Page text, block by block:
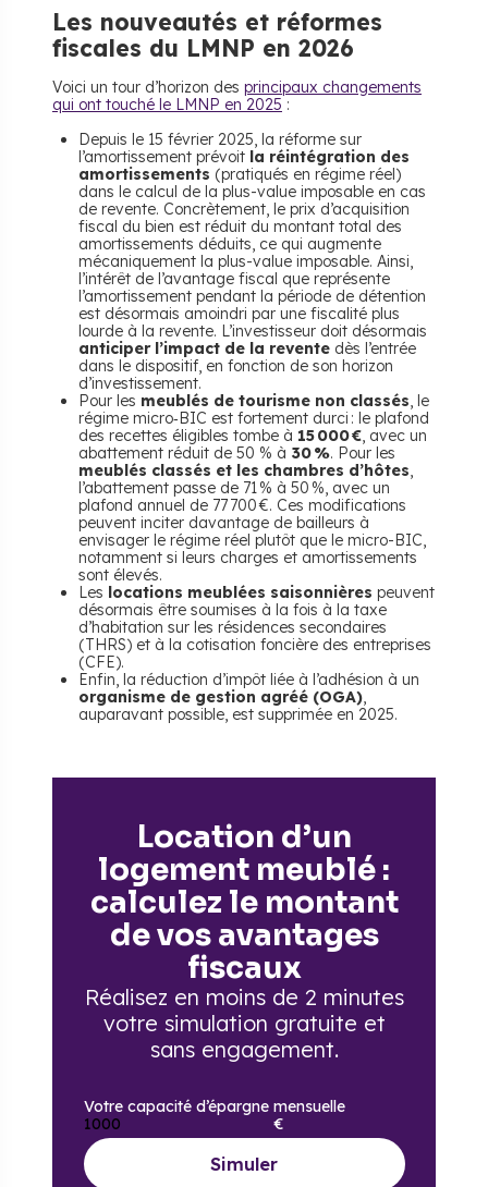
​Les nouveautés et réformes
fiscales du LMNP en 2026
Voici un tour d’horizon des principaux changements
qui ont touché le LMNP en 2025 :
Depuis le 15 février 2025, la réforme sur
l’amortissement prévoit la réintégration des
amortissements (pratiqués en régime réel)
dans le calcul de la plus-value imposable en cas
de revente. Concrètement, le prix d’acquisition
fiscal du bien est réduit du montant total des
amortissements déduits, ce qui augmente
mécaniquement la plus-value imposable. Ainsi,
l’intérêt de l’avantage fiscal que représente
l’amortissement pendant la période de détention
est désormais amoindri par une fiscalité plus
lourde à la revente. L’investisseur doit désormais
anticiper l’impact de la revente dès l’entrée
dans le dispositif, en fonction de son horizon
d’investissement.
Pour les meublés de tourisme non classés, le
régime micro‑BIC est fortement durci : le plafond
des recettes éligibles tombe à 15 000 €, avec un
abattement réduit de 50 % à 30 %. Pour les
meublés classés et les chambres d’hôtes,
l’abattement passe de 71 % à 50 %, avec un
plafond annuel de 77 700 €. Ces modifications
peuvent inciter davantage de bailleurs à
envisager le régime réel plutôt que le micro-BIC,
notamment si leurs charges et amortissements
sont élevés.
Les locations meublées saisonnières peuvent
désormais être soumises à la fois à la taxe
d’habitation sur les résidences secondaires
(THRS) et à la cotisation foncière des entreprises
(CFE).
Enfin, la réduction d’impôt liée à l’adhésion à un
organisme de gestion agréé (OGA),
auparavant possible, est supprimée en 2025.
Location d’un
logement meublé :
calculez le montant
de vos avantages
fiscaux
Réalisez en moins de 2 minutes
votre simulation gratuite et
sans engagement.
Votre capacité d’épargne mensuelle
€
Simuler